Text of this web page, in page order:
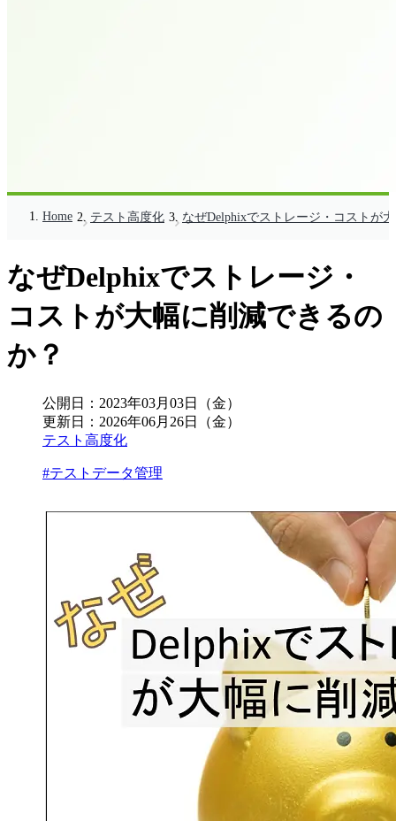
Home テスト高度化 なぜDelphixでストレージ・コストが
なぜDelphixでストレージ・
コストが大幅に削減できるの
か？
公開日： 2023年03月03日（金）
更新日： 2026年06月26日（金）
テスト高度化
#テストデータ管理